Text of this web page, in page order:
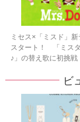
ミセス×「ミスド」
スタート！ 「ミス
♪」の替え歌に初挑戦
ビ